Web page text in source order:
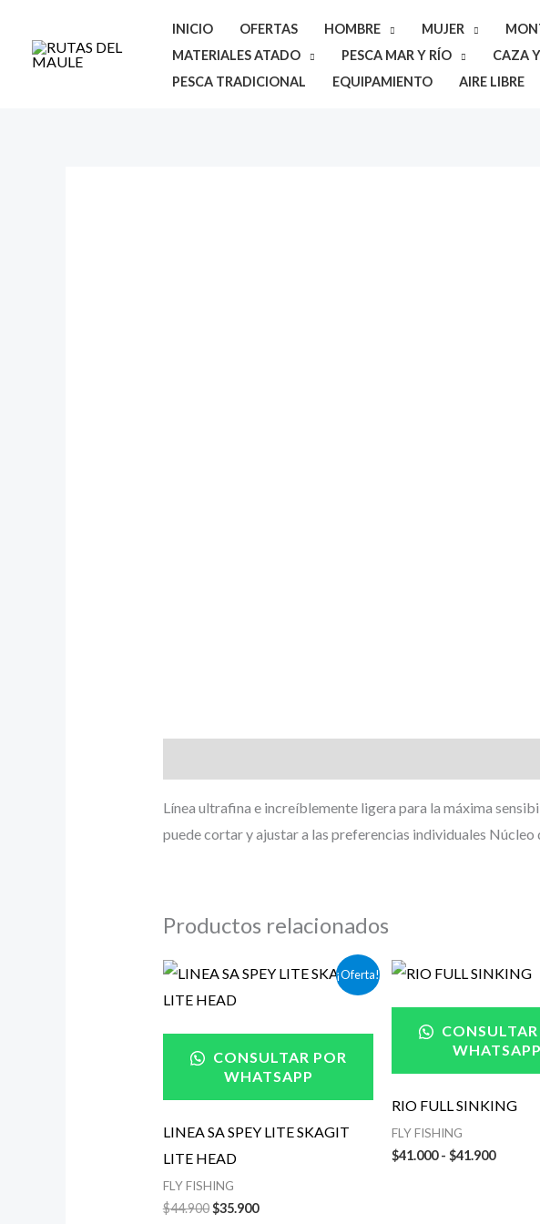
contenido
INICIO OFERTAS HOMBRE MUJER
MATERIALES ATADO
PESCA MAR Y RÍO CAZA
PESCA TRADICIONAL
EQUIPAMIENTO AIRE LIBRE
Línea ultrafina e increíblemente ligera para la máxima
puede cortar y ajustar a las preferencias individuales
Productos relacionados
¡Oferta!
CONSULTAR POR
WHATSAPP
LINEA SA SPEY LITE SKAGIT
LITE HEAD
FLY FISHING
$44.900
El
precio
original
$44.900.
$35.900
El
precio
$35.900.
WHATSAPP
RIO FULL SINKING
FLY FISHING
$41.000 - $41.900
Rango
de
$41.000
hasta